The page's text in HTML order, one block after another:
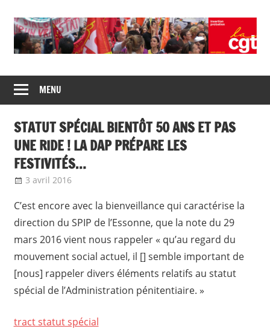
content
CGT
insertion
probation
de
syndicats
CGT
insertion
probation
MENU
STATUT SPÉCIAL BIENTÔT 50 ANS ET PAS
UNE RIDE ! LA DAP PRÉPARE LES
FESTIVITÉS…
3 avril 2016
C’est encore avec la bienveillance qui caractérise la
direction du SPIP de l’Essonne, que la note du 29
mars 2016 vient nous rappeler « qu’au regard du
mouvement social actuel, il [] semble important de
[nous] rappeler divers éléments relatifs au statut
spécial de l’Administration pénitentiaire. »
tract statut spécial